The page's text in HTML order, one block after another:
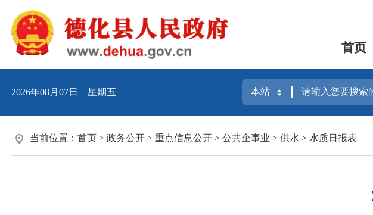
首页
2026年08月07日 星期五
当前位置： 首页 > 政务公开 > 重点信息公开 > 公共企事业 > 供水 > 水质日报表